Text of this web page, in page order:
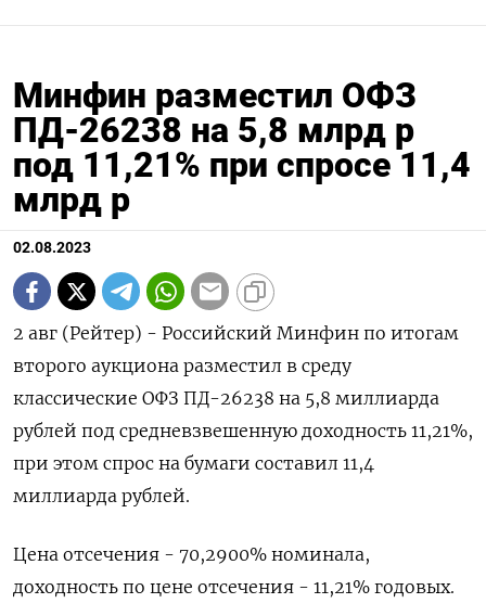
Минфин разместил ОФЗ
ПД-26238 на 5,8 млрд р
под 11,21% при спросе 11,4
млрд р
02.08.2023
2 авг (Рейтер) - Российский Минфин по итогам
второго аукциона разместил в среду
классические ОФЗ ПД-26238 на 5,8 миллиарда
рублей под средневзвешенную доходность 11,21%,
при этом спрос на бумаги составил 11,4
миллиарда рублей.
Цена отсечения - 70,2900% номинала,
доходность по цене отсечения - 11,21% годовых.